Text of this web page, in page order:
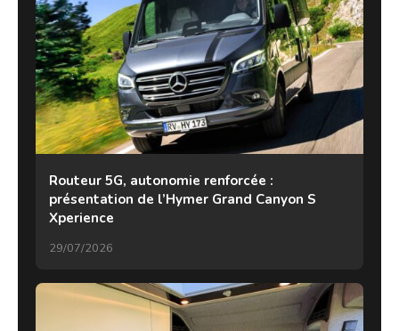
Routeur 5G, autonomie renforcée :
présentation de l’Hymer Grand Canyon S
Xperience
29/07/2026